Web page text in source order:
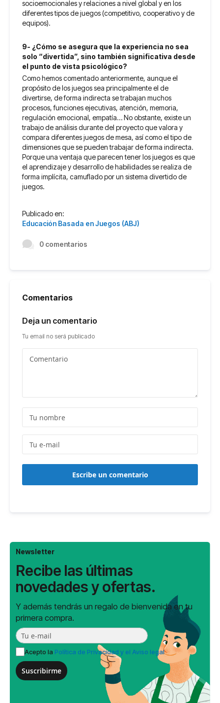
socioemocionales y relaciones a nivel global y en los
diferentes tipos de juegos (competitivo, cooperativo y de
equipos).
9- ¿Cómo se asegura que la experiencia no sea
solo “divertida”, sino también significativa desde
el punto de vista psicológico?
Como hemos comentado anteriormente, aunque el
propósito de los juegos sea principalmente el de
divertirse, de forma indirecta se trabajan muchos
procesos, funciones ejecutivas, atención, memoria,
regulación emocional, empatía… No obstante, existe un
trabajo de análisis durante del proyecto que valora y
compara diferentes juegos de mesa, así como el tipo de
dimensiones que se pueden trabajar de forma indirecta.
Porque una ventaja que parecen tener los juegos es que
el aprendizaje y desarrollo de habilidades se realiza de
forma implícita, camuflado por un sistema divertido de
juegos.
Publicado en:
Educación Basada en Juegos (ABJ)
0 comentarios
Comentarios
Deja un comentario
Tu email no será publicado
Escribe un comentario
Newsletter
Recibe las últimas
novedades y ofertas.
Y además tendrás un regalo de bienvenida en tu
primera compra.
Acepto la Política de Privacidad y el Aviso legal
Suscribirme